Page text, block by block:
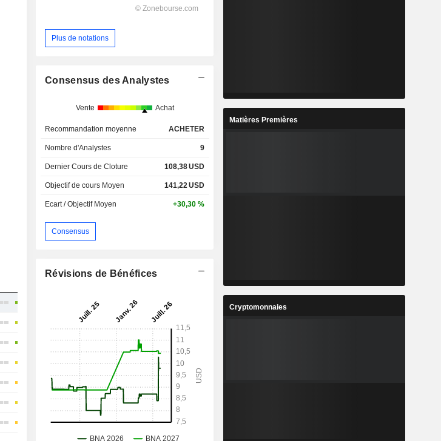
analystes
/ dr
+30,3 %
+9,42 %
+10,41 %
+17,3 %
+2,75 %
+13,31 %
+14,58 %
Plus de notations
Consensus des Analystes
Vente Achat
Recommandation moyenne ACHETER
Nombre d'Analystes 9
Dernier Cours de Cloture 108,38USD
Objectif de cours Moyen 141,22USD
Ecart / Objectif Moyen +30,30 %
Consensus
Révisions de Bénéfices
Matières Premières
Cryptomonnaies